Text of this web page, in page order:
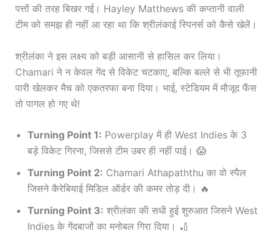
पत्तों की तरह बिखर गई। Hayley Matthews की कप्तानी वाली
टीम को समझ ही नहीं आ रहा था कि श्रीलंकाई स्पिनर्स को कैसे खेलें।
श्रीलंका ने इस लक्ष्य को बड़ी आसानी से हासिल कर लिया।
Chamari ने न केवल गेंद से विकेट चटकाए, बल्कि बल्ले से भी तूफानी
पारी खेलकर मैच को एकतरफा बना दिया। भाई, स्टेडियम में मौजूद फैंस
तो पागल हो गए थे!
Turning Point 1: Powerplay में ही West Indies के 3
बड़े विकेट गिरना, जिससे टीम उबर ही नहीं पाई। 😱
Turning Point 2: Chamari Athapaththu का वो स्पैल
जिसने कैरेबियाई मिडिल ऑर्डर की कमर तोड़ दी। 🔥
Turning Point 3: श्रीलंका की सधी हुई शुरुआत जिसने West
Indies के गेंदबाजों का मनोबल गिरा दिया। 🏏